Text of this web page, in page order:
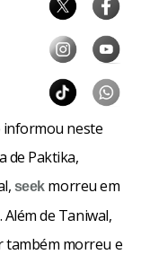
informou neste
de Paktika,
seekmorreu em
de Taniwal,
também morreu e